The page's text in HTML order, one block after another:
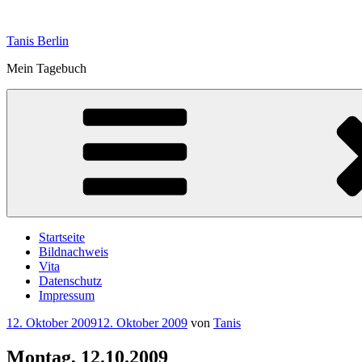
springen
Tanis Berlin
Mein Tagebuch
Startseite
Bildnachweis
Vita
Datenschutz
Impressum
Veröffentlicht
12. Oktober 200912. Oktober 2009 von Tanis
Montag, 12.10.2009